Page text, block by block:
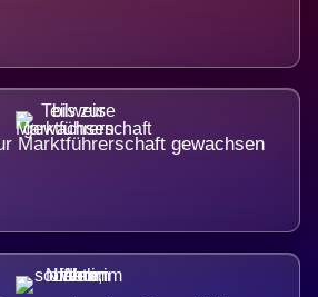
Marktführerschaft gewachsen